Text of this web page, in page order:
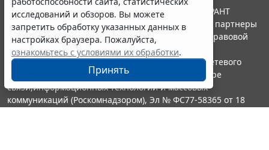
исследований и обзоров. Вы можете
запретить обработку указанных данных в
настройках браузера. Пожалуйста,
ознакомьтесь с условиями их обработки.
Принять
© ООО "НПП "ГАРАНТ-СЕРВИС", 2026. Система ГАРАНТ
выпускается с 1990 года. Компания "Гарант" и ее партнеры
являются участниками Российской ассоциации правовой
информации ГАРАНТ.
Портал ГАРАНТ.РУ зарегистрирован в качестве сетевого
издания Федеральной службой по надзору в сфере
связи,информационных технологий и массовых
коммуникаций (Роскомнадзором), Эл № ФС77-58365 от 18